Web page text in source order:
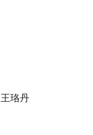
珞丹